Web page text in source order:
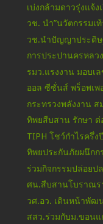
เบ่งกล้ามดาวรุ่งแจ้
วช. นำ”นวัตกรรมเ
วช.นำปัญญาประดิษ
การประปานครหลว
รมว.แรงงาน มอบเ
ออล ซีซั่นส์ พร็อพเพ
กระทรวงพลังงาน
ทิพยสืบสาน รักษา ต่
TIPH โชว์กำไรครึ่ง
ทิพยประกันภัยผนึกก
ร่วมกิจกรรมปล่อยป
ศน.สืบสานโบราณร
วศ.อว. เดินหน้าพัฒ
สสว.ร่วมกับม.ขอนแ